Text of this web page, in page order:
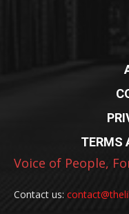
TERMS
Voice of People,
Contact us: